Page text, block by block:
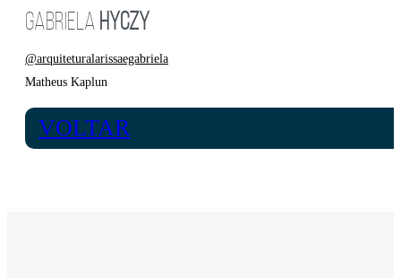
GABRIELA HYCZY
@arquiteturalarissaegabriela
Matheus Kaplun
VOLTAR